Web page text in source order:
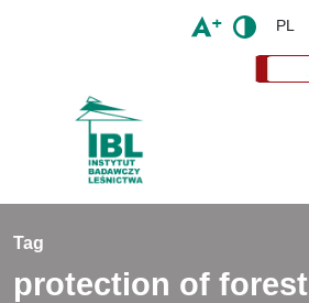
PL
Tag
protection of forest